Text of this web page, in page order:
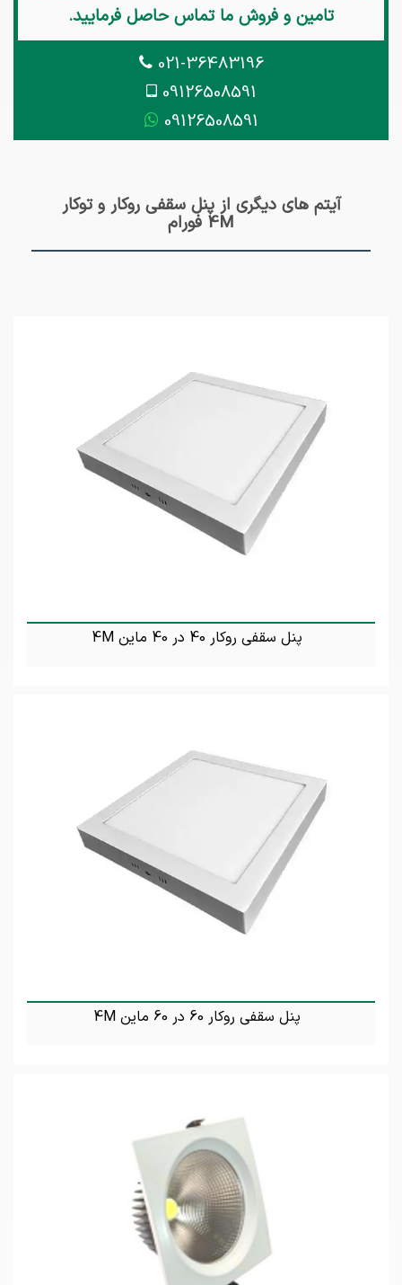
تامین و فروش ما تماس حاصل فرمایید.
021-36483196
09126508591
09126508591
آیتم های دیگری از پنل سقفی روکار و توکار
4M فورام
پنل سقفی روکار 40 در 40 ماین 4M
پنل سقفی روکار 60 در 60 ماین 4M